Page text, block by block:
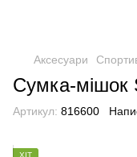
Аксесуари
Сумка-мішок
Артикул: 816600
ХІТ